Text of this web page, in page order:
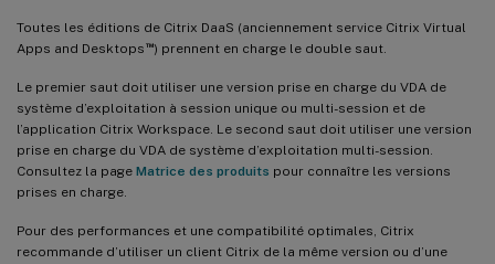
Toutes les éditions de Citrix DaaS (anciennement service Citrix Virtual
Apps and Desktops ™) prennent en charge le double saut.
Le premier saut doit utiliser une version prise en charge du VDA de
système d’exploitation à session unique ou multi-session et de
l’application Citrix Workspace. Le second saut doit utiliser une version
prise en charge du VDA de système d’exploitation multi-session.
Consultez la page Matrice des produits pour connaître les versions
prises en charge.
Pour des performances et une compatibilité optimales, Citrix
recommande d’utiliser un client Citrix de la même version ou d’une